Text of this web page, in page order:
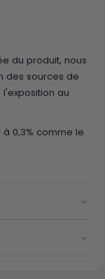
du produit, nous
des sources de
au
0,3% comme le